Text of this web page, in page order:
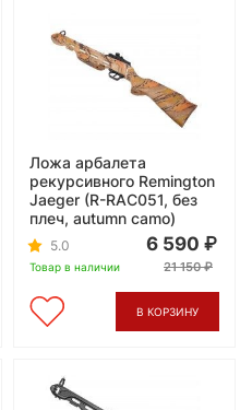
Ложа арбалета
рекурсивного Remington
Jaeger (R-RAC051, без
плеч, autumn camo)
5.0
Товар в наличии
6 590
21 150
В КОРЗИНУ